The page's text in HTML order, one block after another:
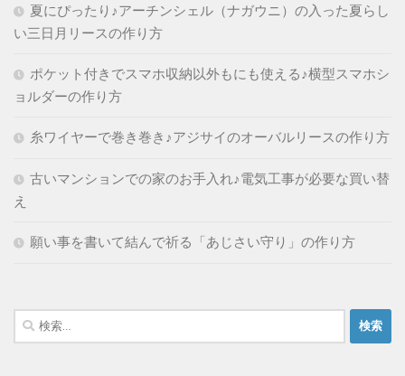
夏にぴったり♪アーチンシェル（ナガウニ）の入った夏らし
い三日月リースの作り方
ポケット付きでスマホ収納以外もにも使える♪横型スマホシ
ョルダーの作り方
糸ワイヤーで巻き巻き♪アジサイのオーバルリースの作り方
古いマンションでの家のお手入れ♪電気工事が必要な買い替
え
願い事を書いて結んで祈る「あじさい守り」の作り方
検
索: